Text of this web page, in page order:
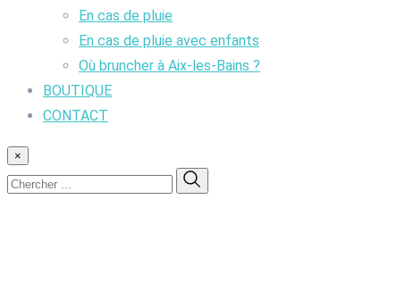
En cas de pluie
En cas de pluie avec enfants
Où bruncher à Aix-les-Bains ?
BOUTIQUE
CONTACT
×